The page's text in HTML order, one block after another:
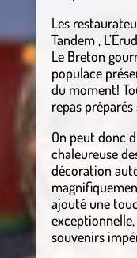
Les
Tandem ,
Le Breton
populace
du moment!
repas
On peut donc
chaleureuse
décoration
ajouté une
souvenirs